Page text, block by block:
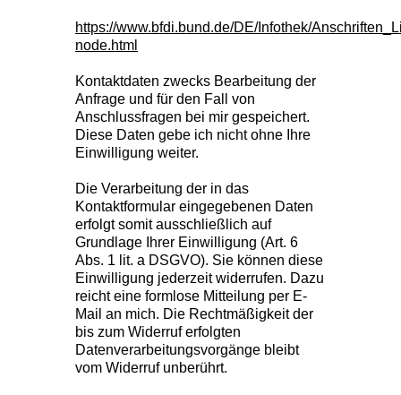
https://www.bfdi.bund.de/DE/Infothek/
node.html
Kontaktdaten zwecks Bearbeitung der
Anfrage und für den Fall von
Anschlussfragen bei mir gespeichert.
Diese Daten gebe ich nicht ohne Ihre
Einwilligung weiter.
Die Verarbeitung der in das
Kontaktformular eingegebenen Daten
erfolgt somit ausschließlich auf
Grundlage Ihrer Einwilligung (Art. 6
Abs. 1 lit. a DSGVO). Sie können diese
Einwilligung jederzeit widerrufen. Dazu
reicht eine formlose Mitteilung per E-
Mail an mich. Die Rechtmäßigkeit der
bis zum Widerruf erfolgten
Datenverarbeitungsvorgänge bleibt
vom Widerruf unberührt.